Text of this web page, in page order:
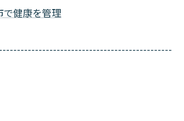
で健康を管理